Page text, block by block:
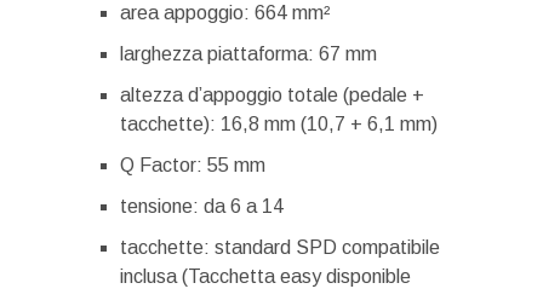
area appoggio: 664 mm²
larghezza piattaforma: 67 mm
altezza d’appoggio totale (pedale +
tacchette): 16,8 mm (10,7 + 6,1 mm)
Q Factor: 55 mm
tensione: da 6 a 14
tacchette: standard SPD compatibile
inclusa (Tacchetta easy disponible